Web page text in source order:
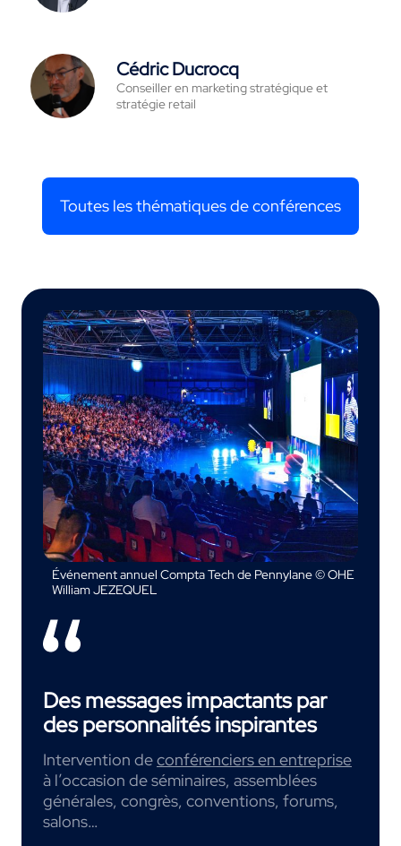
Cédric Ducrocq
Conseiller en marketing stratégique et
stratégie retail
Toutes les thématiques de conférences
Événement annuel Compta Tech de Pennylane © OHE
William JEZEQUEL
Des messages impactants par
des personnalités inspirantes
Intervention deconférenciers en entreprise
à l’occasion de séminaires, assemblées
générales, congrès, conventions, forums,
salons…